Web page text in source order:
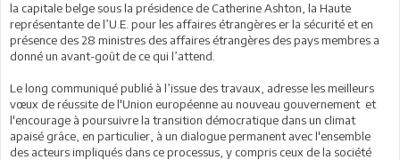
la capitale belge sous la présidence de Catherine Ashton, la Haute
représentante de l’U.E. pour les affaires étrangères er la sécurité et en
présence des 28 ministres des affaires étrangères des pays membres a
donné un avant-goût de ce qui l’attend.
Le long communiqué publié à l’issue des travaux, adresse les meilleurs
vœux de réussite de l'Union européenne au nouveau gouvernement et
l'encourage à poursuivre la transition démocratique dans un climat
apaisé grâce, en particulier, à un dialogue permanent avec l'ensemble
des acteurs impliqués dans ce processus, y compris ceux de la société